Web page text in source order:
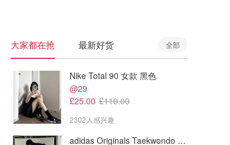
大家都在抢 最新好货 全部
Nike Total 90 女款 黑色
@29
£25.00 £110.00
2302人感兴趣
adidas Originals Taekwondo 女款黑色运动鞋